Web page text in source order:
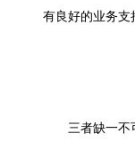
有良好的业务支
三者缺一不